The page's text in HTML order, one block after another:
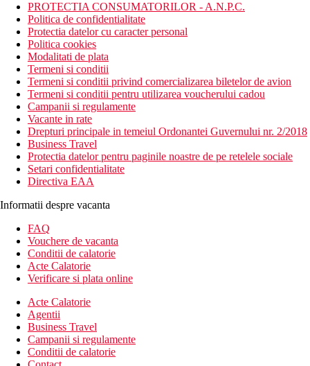
PROTECTIA CONSUMATORILOR - A.N.P.C.
Politica de confidentialitate
Protectia datelor cu caracter personal
Politica cookies
Modalitati de plata
Termeni si conditii
Termeni si conditii privind comercializarea biletelor de avion
Termeni si conditii pentru utilizarea voucherului cadou
Campanii si regulamente
Vacante in rate
Drepturi principale in temeiul Ordonantei Guvernului nr. 2/2018
Business Travel
Protectia datelor pentru paginile noastre de pe retelele sociale
Setari confidentialitate
Directiva EAA
Informatii despre vacanta
FAQ
Vouchere de vacanta
Conditii de calatorie
Acte Calatorie
Verificare si plata online
Acte Calatorie
Agentii
Business Travel
Campanii si regulamente
Conditii de calatorie